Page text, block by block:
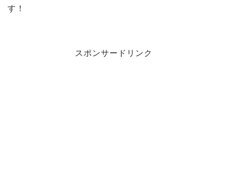
す！
スポンサードリンク